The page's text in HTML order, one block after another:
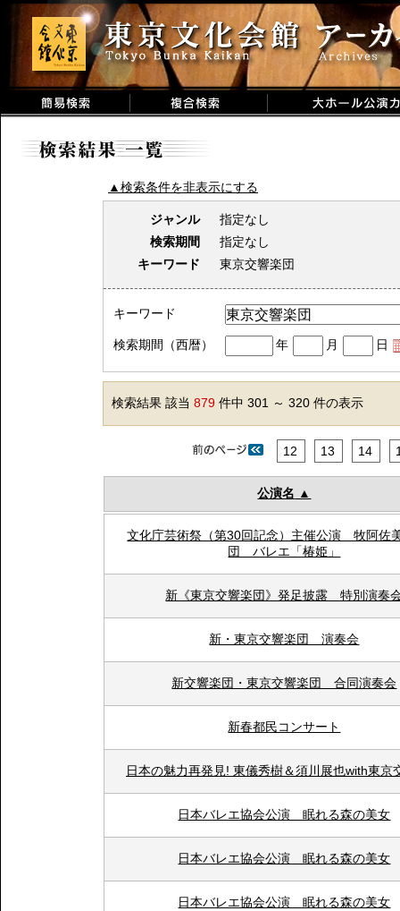
▲検索条件を非表示にする
ジャンル
指定なし
検索期間
指定なし
キーワード
東京交響楽団
キーワード
検索期間（西暦） 年 月 日
検索結果 該当879 件中 301 ～ 320 件の表示
12 13 14
公演名
文化庁芸術祭（第30回記念）主催公演 牧阿佐
団 バレエ「椿姫」
新《東京交響楽団》発足披露 特別演奏
新・東京交響楽団 演奏会
新交響楽団・東京交響楽団 合同演奏会
新春都民コンサート
日本の魅力再発見! 東儀秀樹＆須川展也with東京
日本バレエ協会公演 眠れる森の美女
日本バレエ協会公演 眠れる森の美女
日本バレエ協会公演 眠れる森の美女